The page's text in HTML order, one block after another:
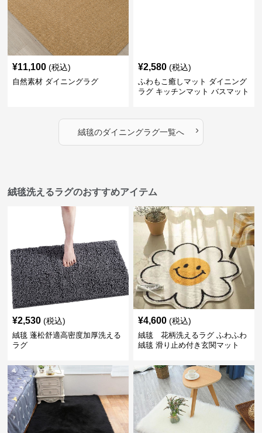
¥11,100 (税込)
自然素材 ダイニングラグ
¥2,580 (税込)
ふわもこ癒しマット ダイニング
ラグ キッチンマット バスマット
絨毯のダイニングラグ一覧へ ›
絨毯洗えるラグのおすすめアイテム
¥2,530 (税込)
絨毯 蓬松舒適高密度加厚洗える
ラグ
¥4,600 (税込)
絨毯 花柄洗えるラグ ふわふわ
絨毯 滑り止め付き玄関マット